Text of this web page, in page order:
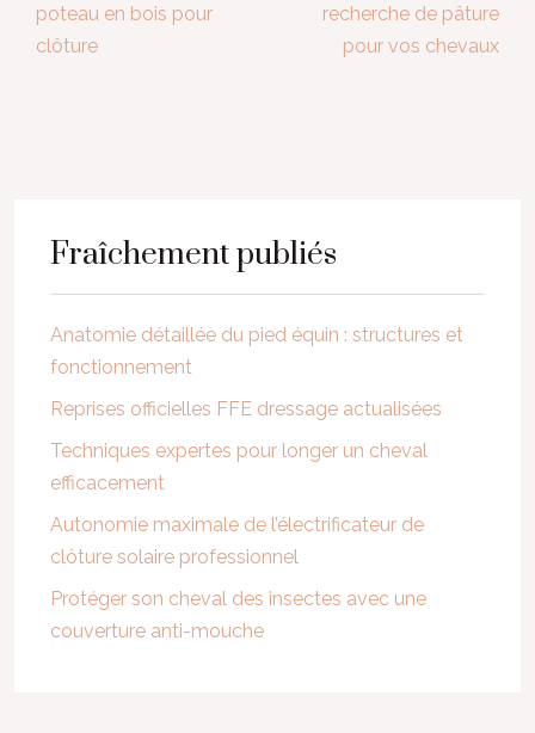
poteau en bois pour
clôture
recherche de pâture
pour vos chevaux
Fraîchement publiés
Anatomie détaillée du pied équin : structures et
fonctionnement
Reprises officielles FFE dressage actualisées
Techniques expertes pour longer un cheval
efficacement
Autonomie maximale de l’électrificateur de
clôture solaire professionnel
Protéger son cheval des insectes avec une
couverture anti-mouche